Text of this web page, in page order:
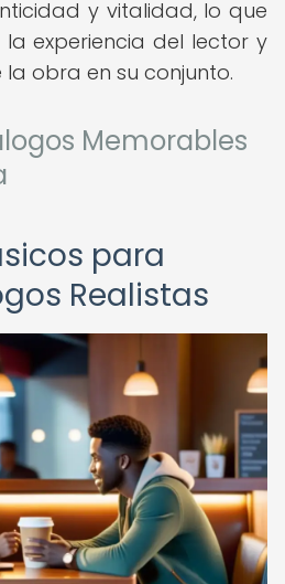
y vitalidad, lo que
experiencia del lector y
obra en su conjunto.
Memorables
para
Realistas